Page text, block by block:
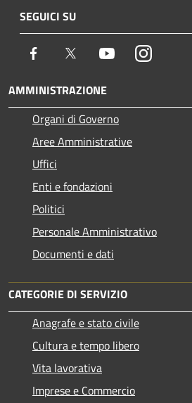
SEGUICI SU
Facebook Twitter YoutubeInstagram
AMMINISTRAZIONE
Organi di Governo
Aree Amministrative
Uffici
Enti e fondazioni
Politici
Personale Amministrativo
Documenti e dati
CATEGORIE DI SERVIZIO
Anagrafe e stato civile
Cultura e tempo libero
Vita lavorativa
Imprese e Commercio